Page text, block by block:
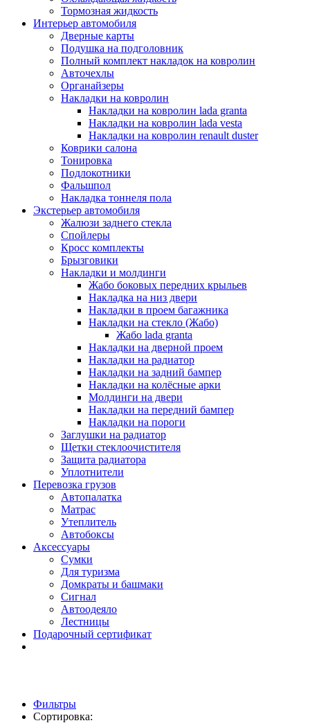
Тормозная жидкость
Интерьер автомобиля
Дверные карты
Подушка на подголовник
Полный комплект накладок на ковролин
Авточехлы
Органайзеры
Накладки на ковролин
Накладки на ковролин lada granta
Накладки на ковролин lada vesta
Накладки на ковролин renault duster
Коврики салона
Тонировка
Подлокотники
Фальшпол
Накладка тоннеля пола
Экстерьер автомобиля
Жалюзи заднего стекла
Спойлеры
Кросс комплекты
Брызговики
Накладки и молдинги
Жабо боковых передних крыльев
Накладка на низ двери
Накладки в проем багажника
Накладки на стекло (Жабо)
Жабо lada granta
Накладки на дверной проем
Накладки на радиатор
Накладки на задний бампер
Накладки на колёсные арки
Молдинги на двери
Накладки на передний бампер
Накладки на пороги
Заглушки на радиатор
Щетки стеклоочистителя
Защита радиатора
Уплотнители
Перевозка грузов
Автопалатка
Матрас
Утеплитель
Автобоксы
Аксессуары
Сумки
Для туризма
Домкраты и башмаки
Сигнал
Автоодеяло
Лестницы
Подарочный сертификат
Фильтры
Сортировка: